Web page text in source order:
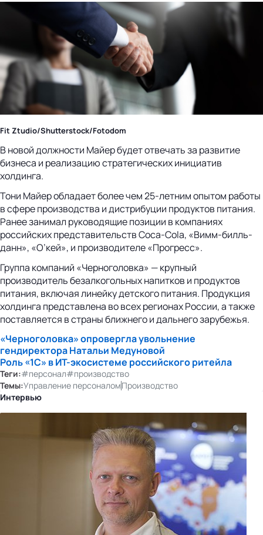
Fit Ztudio/Shutterstock/Fotodom
В новой должности Майер будет отвечать за развитие
бизнеса и реализацию стратегических инициатив
холдинга.
Тони Майер обладает более чем 25-летним опытом работы
в сфере производства и дистрибуции продуктов питания.
Ранее занимал руководящие позиции в компаниях
российских представительств Coca-Cola, «Вимм-билль-
данн», «О’кей», и производителе «Прогресс».
Группа компаний «Черноголовка» — крупный
производитель безалкогольных напитков и продуктов
питания, включая линейку детского питания. Продукция
холдинга представлена во всех регионах России, а также
поставляется в страны ближнего и дальнего зарубежья.
«Черноголовка» опровергла увольнение
гендиректора Натальи Медуновой
Роль «1С» вИТ-экосистеме российского ритейла
Теги:#персонал#производство
Темы:Управление персоналомПроизводство
Интервью